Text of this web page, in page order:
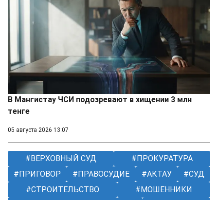
В Мангистау ЧСИ подозревают в хищении 3 млн
тенге
05 августа 2026 13:07
ВЕРХОВНЫЙ СУД
ПРОКУРАТУРА
ПРИГОВОР
ПРАВОСУДИЕ АКТАУ
СУД
СТРОИТЕЛЬСТВО
МОШЕННИКИ